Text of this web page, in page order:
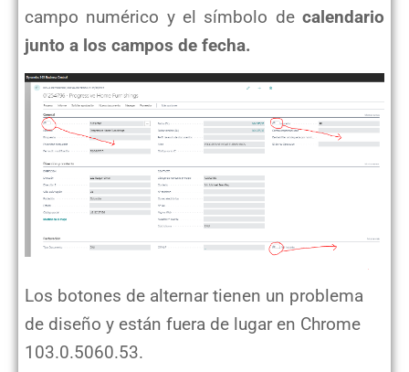
campo numérico y el símbolo de calendario
junto a los campos de fecha.
Los botones de alternar tienen un problema
de diseño y están fuera de lugar en Chrome
103.0.5060.53.